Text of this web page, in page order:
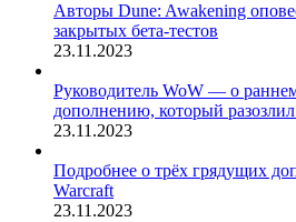
Авторы Dune: Awakening
закрытых бета-тестов
23.11.2023
Руководитель WoW — о
дополнению, который
23.11.2023
Подробнее о трёх грядущих
Warcraft
23.11.2023